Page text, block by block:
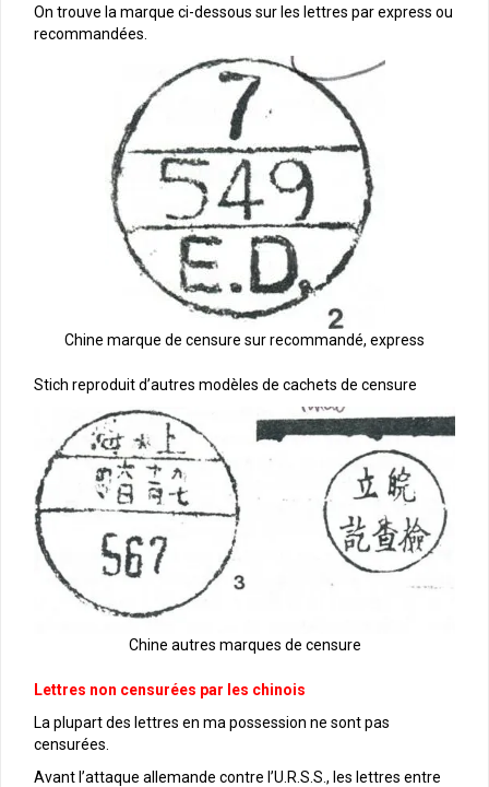
On trouve la marque ci-dessous sur les lettres par express ou
recommandées.
Chine marque de censure sur recommandé, express
Stich reproduit d’autres modèles de cachets de censure
Chine autres marques de censure
Lettres non censurées par les chinois
La plupart des lettres en ma possession ne sont pas
censurées.
Avant l’attaque allemande contre l’U.R.S.S., les lettres entre